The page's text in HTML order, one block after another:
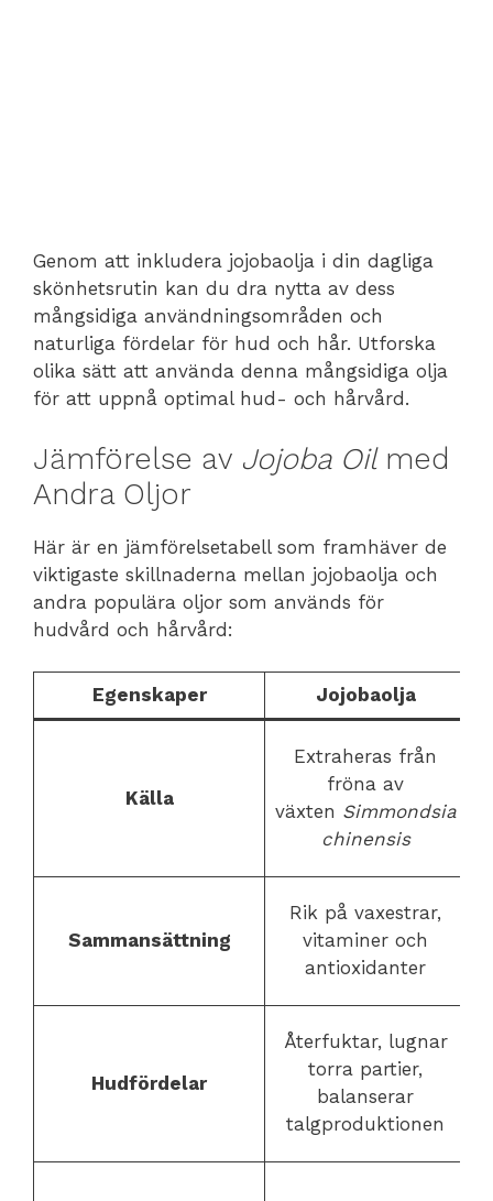
Genom att inkludera jojobaolja i din dagliga
skönhetsrutin kan du dra nytta av dess
mångsidiga användningsområden och
naturliga fördelar för hud och hår. Utforska
olika sätt att använda denna mångsidiga olja
för att uppnå optimal hud- och hårvård.
Jämförelse av Jojoba Oilmed
Andra Oljor
Här är en jämförelsetabell som framhäver de
viktigaste skillnaderna mellan jojobaolja och
andra populära oljor som används för
hudvård och hårvård:
Egenskaper Jojobaolja
Källa
Extraheras från
fröna av
växten Simmondsia
chinensis
Sammansättning
Rik på vaxestrar,
vitaminer och
antioxidanter
Hudfördelar
Återfuktar, lugnar
torra partier,
balanserar
talgproduktionen